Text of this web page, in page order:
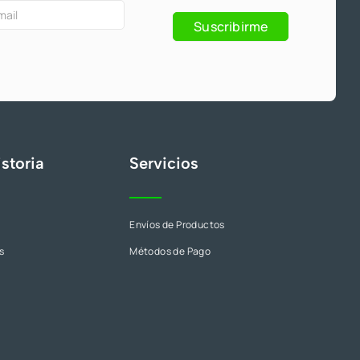
Suscribirme
Servicios
Envíos de Productos
Métodos de Pago